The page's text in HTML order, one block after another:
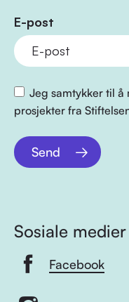
E-post
Jeg samtykker til å
prosjekter fra
Send
Sosiale medier
Facebook